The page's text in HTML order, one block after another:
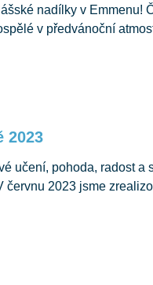
nadílky v Emmenu!
v předvánoční
2023
učení, pohoda, radost a
2023 jsme